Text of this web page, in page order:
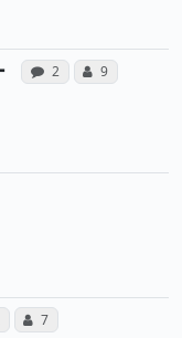
感想投稿（合算）
2 病院への声と
コミュニケー
9 所属医
（合算）
院への声と、所属医
投稿（合算）
病院への声と、所属
コミュニケーション・
7 所属医師への